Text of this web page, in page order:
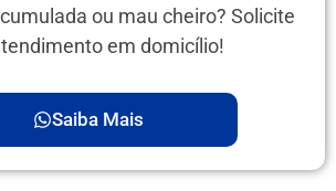
ou mau cheiro? Solicite
em domicílio!
Saiba Mais